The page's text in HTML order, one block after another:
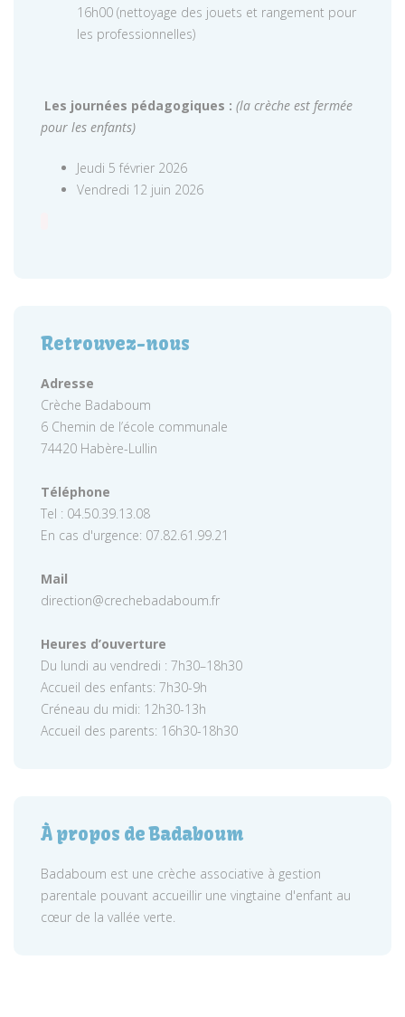
16h00 (nettoyage des jouets et rangement pour
les professionnelles)
Les journées pédagogiques : (la crèche est fermée
pour les enfants)
Jeudi 5 février 2026
Vendredi 12 juin 2026
Retrouvez-nous
Adresse
Crèche Badaboum
6 Chemin de l’école communale
74420 Habère-Lullin
Téléphone
Tel : 04.50.39.13.08
En cas d'urgence: 07.82.61.99.21
Mail
direction@crechebadaboum.fr
Heures d’ouverture
Du lundi au vendredi : 7h30–18h30
Accueil des enfants: 7h30-9h
Créneau du midi: 12h30-13h
Accueil des parents: 16h30-18h30
À propos de Badaboum
Badaboum est une crèche associative à gestion
parentale pouvant accueillir une vingtaine d'enfant au
cœur de la vallée verte.